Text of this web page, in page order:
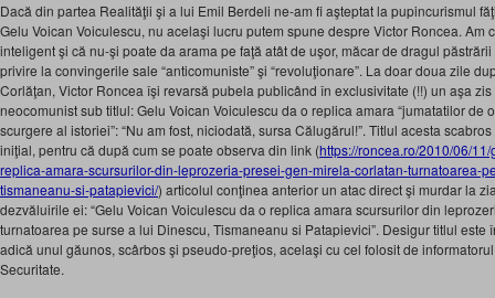
Dacă din partea Realităţii şi a lui Emil Berdeli ne-am fi aşteptat la pupincurismul
Gelu Voican Voiculescu, nu acelaşi lucru putem spune despre Victor Roncea. Am
inteligent şi că nu-şi poate da arama pe faţă atât de uşor, măcar de dragul
privire la convingerile sale “anticomuniste” şi “revoluţionare”. La doar doua zile
Corlăţan, Victor Roncea îşi revarsă pubela publicând în exclusivitate (!!) un aşa
neocomunist sub titlul: Gelu Voican Voiculescu da o replica amara “jumatatilor de
scurgere al istoriei”: “Nu am fost, niciodată, sursa Călugărul!”. Titlul acesta
iniţial, pentru că după cum se poate observa din link (https://roncea.ro/2010/06/
replica-amara-scursurilor-din-leprozeria-presei-gen-mirela-corlatan-turnatoarea-
tismaneanu-si-patapievici/) articolul conţinea anterior un atac direct şi murdar la
dezvăluirile ei: “Gelu Voican Voiculescu da o replica amara scursurilor din
turnatoarea pe surse a lui Dinescu, Tismaneanu si Patapievici”. Desigur titlul
adică unul găunos, scârbos şi pseudo-preţios, acelaşi cu cel folosit de
Securitate.